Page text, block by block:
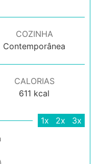
COZINHA
Contemporânea
CALORIAS
611 kcal
1x 2x
3x